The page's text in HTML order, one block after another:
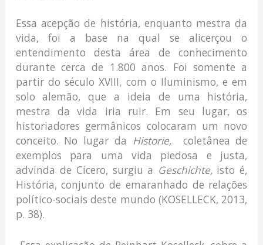
Essa acepção de história, enquanto mestra da
vida, foi a base na qual se alicerçou o
entendimento desta área de conhecimento
durante cerca de 1.800 anos. Foi somente a
partir do século XVIII, com o Iluminismo, e em
solo alemão, que a ideia de uma história,
mestra da vida iria ruir. Em seu lugar, os
historiadores germânicos colocaram um novo
conceito. No lugar da Historie,coletânea de
exemplos para uma vida piedosa e justa,
advinda de Cícero, surgiu a Geschichte, isto é,
História, conjunto de emaranhado de relações
político-sociais deste mundo (KOSELLECK, 2013,
p. 38).